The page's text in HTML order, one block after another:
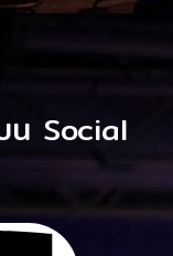
น Social